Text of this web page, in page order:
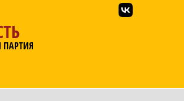
ПАРТИЯ